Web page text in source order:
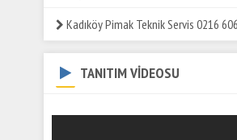
Kadıköy Pimak Teknik Servis 0216
TANITIM VİDEOSU